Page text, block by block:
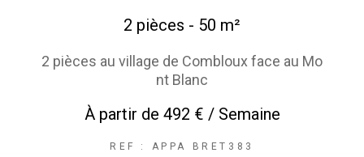
2 pièces - 50 m²
2 pièces au village de Combloux face au Mo
nt Blanc
À partir de 492 € / Semaine
REF : APPA BRET383